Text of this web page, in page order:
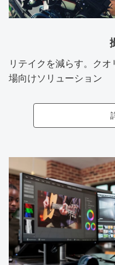
リテイクを減らす。ク
場向けソリューション